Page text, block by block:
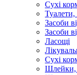
Сухі
Туалети,
Засоби
Засоби
Ласощі
Сухі
Шлейки,